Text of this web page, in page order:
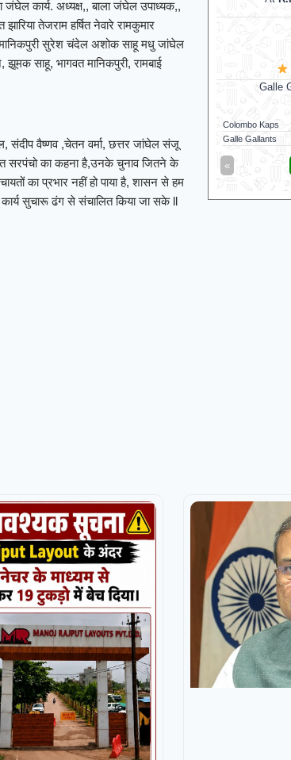
कार्य. अध्यक्ष,, बाला जंघेल उपाध्यक,,
तेजराम हर्षित नेवारे रामकुमार
मानिकपुरी सुरेश चंदेल अशोक साहू मधु जांघेल
झूमक साहू, भागवत मानिकपुरी, रामबाई
संदीप वैष्णव ,चेतन वर्मा, छत्तर जांघेल संजू
सरपंचो का कहना है,उनके चुनाव जितने के
का प्रभार नहीं हो पाया है, शासन से हम
सुचारू ढंग से संचालित किया जा सके ll
Birmingham Phoenix
v
Sunrisers Leeds
Phoenix
124/8 (100)
Full Scorecard
Get this Widget
Galle
Colombo Kaps
Galle Gallants
«